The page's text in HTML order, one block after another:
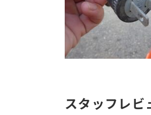
スタッフレビ